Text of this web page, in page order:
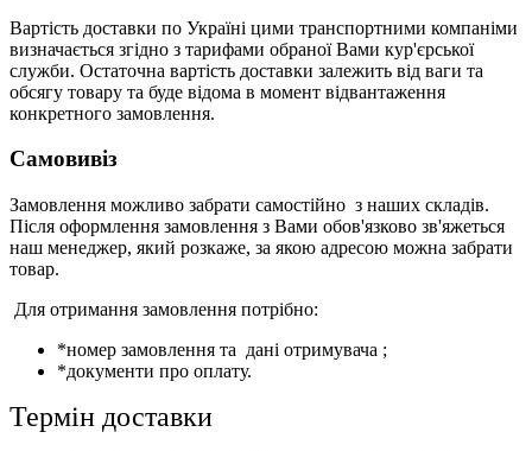
Вартість доставки по Україні цими транспортними компаніми
визначається згідно з тарифами обраної Вами кур'єрської
служби. Остаточна вартість доставки залежить від ваги та
обсягу товару та буде відома в момент відвантаження
конкретного замовлення.
Самовивіз
Замовлення можливо забрати самостійно з наших складів.
Після оформлення замовлення з Вами обов'язково зв'яжеться
наш менеджер, який розкаже, за якою адресою можна забрати
товар.
Для отримання замовлення потрібно:
*номер замовлення та дані отримувача ;
*документи про оплату.
Термін доставки